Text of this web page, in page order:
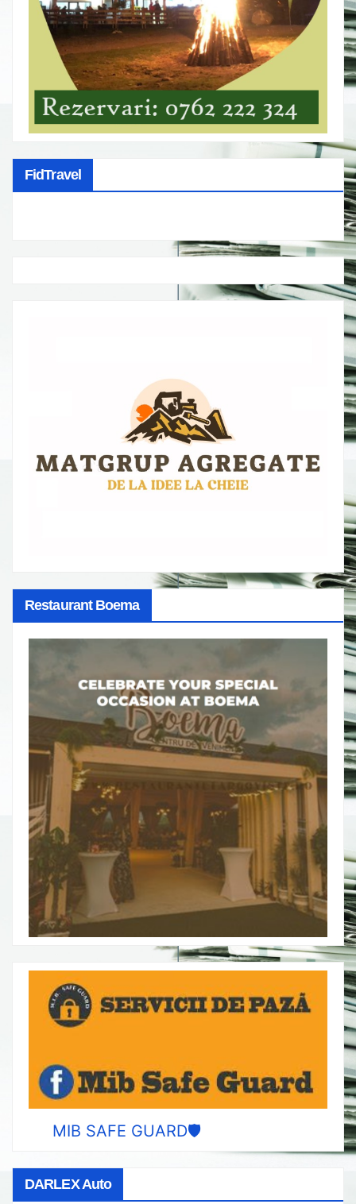
FidTravel
Restaurant Boema
MIB SAFE GUARD🛡️
DARLEX Auto